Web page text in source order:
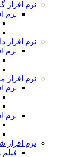
نرم افزار
نرم
نرم افزار
نرم
نرم افزار
نرم
نرم
نرم افزار